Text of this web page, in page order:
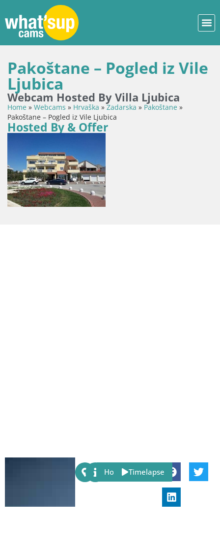
Pakoštane – Pogled iz Vile
Ljubica
Webcam Hosted By Villa Ljubica
Home » Webcams » Hrvaška »Zadarska » Pakoštane »
Pakoštane – Pogled iz Vile Ljubica
Hosted By & Offer
Share:
Host Timelapse